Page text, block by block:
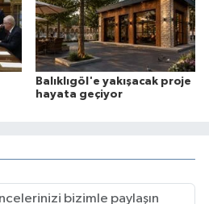
Balıklıgöl'e yakışacak proje
hayata geçiyor